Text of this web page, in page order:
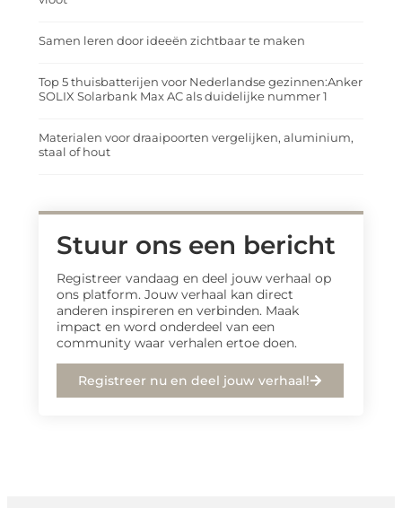
Samen leren door ideeën zichtbaar te maken
Top 5 thuisbatterijen voor Nederlandse gezinnen:Anker
SOLIX Solarbank Max AC als duidelijke nummer 1
Materialen voor draaipoorten vergelijken, aluminium,
staal of hout
Stuur ons een bericht
Registreer vandaag en deel jouw verhaal op
ons platform. Jouw verhaal kan direct
anderen inspireren en verbinden. Maak
impact en word onderdeel van een
community waar verhalen ertoe doen.
Registreer nu en deel jouw verhaal!